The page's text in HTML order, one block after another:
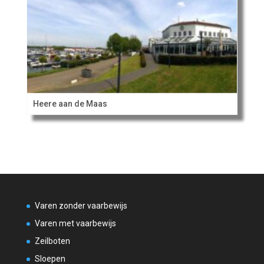
Heere aan de Maas
Varen zonder vaarbewijs
Varen met vaarbewijs
Zeilboten
Sloepen